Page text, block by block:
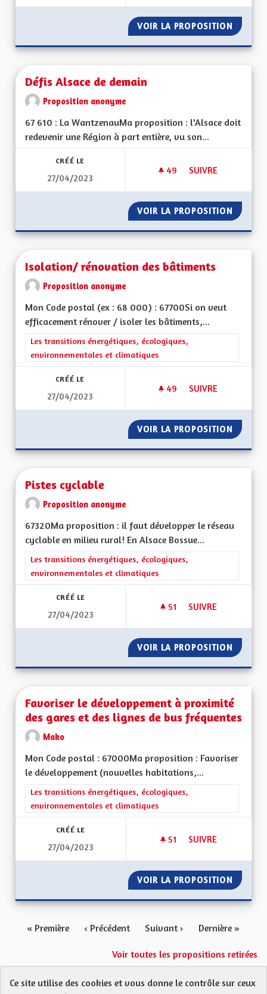
VOIR LA PROPOSITION USER
Défis Alsace de demain
Proposition anonyme
67 610 : La WantzenauMa proposition : l'Alsace doit
redevenir une Région à part entière, vu son...
CRÉÉ LE
27/04/2023
49 49 ABONNÉS
SUIVRE
VOIR LA PROPOSITION DÉFIS
Isolation/ rénovation des bâtiments
Proposition anonyme
Mon Code postal (ex : 68 000) : 67700Si on veut
efficacement rénover / isoler les bâtiments,...
Filtrer les résultats de la catégorie : Les transitions
Les transitions énergétiques, écologiques,
environnementales et climatiques
CRÉÉ LE
27/04/2023
49 49 ABONNÉS
SUIVRE
VOIR LA PROPOSITION
Pistes cyclable
Proposition anonyme
67320Ma proposition : il faut développer le réseau
cyclable en milieu rural! En Alsace Bossue...
Filtrer les résultats de la catégorie : Les transitions
Les transitions énergétiques, écologiques,
environnementales et climatiques
CRÉÉ LE
27/04/2023
51 51 ABONNÉS
SUIVRE
VOIR LA PROPOSITION PISTES
Favoriser le développement à proximité
des gares et des lignes de bus fréquentes
Mako
Mon Code postal : 67000Ma proposition : Favoriser
le développement (nouvelles habitations,...
Filtrer les résultats de la catégorie : Les transitions
Les transitions énergétiques, écologiques,
environnementales et climatiques
CRÉÉ LE
27/04/2023
51 51 ABONNÉS
SUIVRE
VOIR LA PROPOSITION
« Première ‹ Précédent Suivant › Dernière »
Voir toutes les propositions retirées
Ce site utilise des cookies et vous donne le contrôle sur ceux